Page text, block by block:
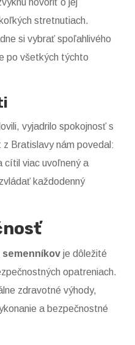
hovoriť o jej
stretnutiach.
si vybrať spoľahlivého
po všetkých týchto
vyjadrilo spokojnosť s
Bratislavy nám povedal:
cítil viac uvoľnený a
každodenný
semenníkov je dôležité
opatreniach.
zdravotné výhody,
a bezpečnostné